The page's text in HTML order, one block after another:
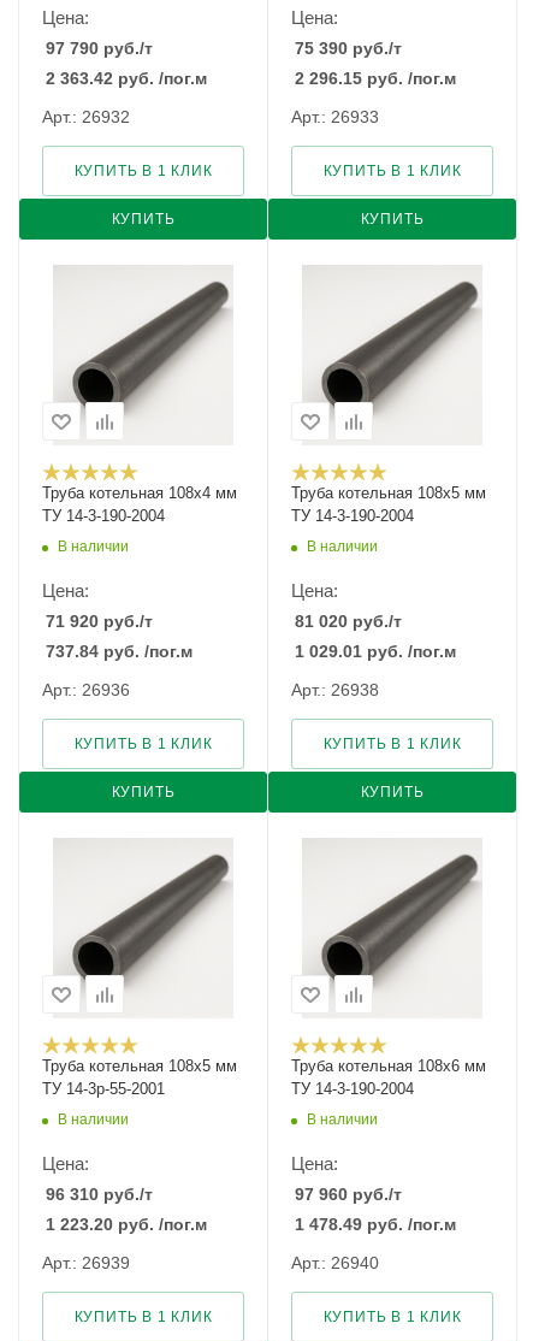
Цена:
97 790 руб./т
2 363.42 руб. /пог.м
Арт.: 26932
КУПИТЬ
КУПИТЬ В 1 КЛИК
Цена:
75 390 руб./т
2 296.15 руб. /пог.м
Арт.: 26933
КУПИТЬ
КУПИТЬ В 1 КЛИК
Труба котельная 108х4 мм
ТУ 14-3-190-2004
В наличии
Цена:
71 920 руб./т
737.84 руб. /пог.м
Арт.: 26936
КУПИТЬ
КУПИТЬ В 1 КЛИК
Труба котельная 108х5 мм
ТУ 14-3-190-2004
В наличии
Цена:
81 020 руб./т
1 029.01 руб. /пог.м
Арт.: 26938
КУПИТЬ
КУПИТЬ В 1 КЛИК
Труба котельная 108х5 мм
ТУ 14-3р-55-2001
В наличии
Цена:
96 310 руб./т
1 223.20 руб. /пог.м
Арт.: 26939
КУПИТЬ В 1 КЛИК
Труба котельная 108х6 мм
ТУ 14-3-190-2004
В наличии
Цена:
97 960 руб./т
1 478.49 руб. /пог.м
Арт.: 26940
КУПИТЬ В 1 КЛИК